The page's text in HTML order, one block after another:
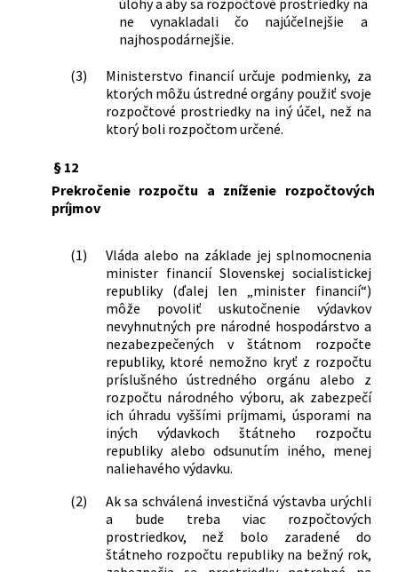
ne vynakladali čo najúčelnejšie a
najhospodárnejšie.
(3)
Ministerstvo financií určuje podmienky, za
ktorých môžu ústredné orgány použiť svoje
rozpočtové prostriedky na iný účel, než na
ktorý boli rozpočtom určené.
§ 12
Prekročenie rozpočtu a zníženie rozpočtových
príjmov
(1)
Vláda alebo na základe jej splnomocnenia
minister financií Slovenskej socialistickej
republiky (ďalej len „minister financií“)
môže povoliť uskutočnenie výdavkov
nevyhnutných pre národné hospodárstvo a
nezabezpečených v štátnom rozpočte
republiky, ktoré nemožno kryť z rozpočtu
príslušného ústredného orgánu alebo z
rozpočtu národného výboru, ak zabezpečí
ich úhradu vyššími príjmami, úsporami na
iných výdavkoch štátneho rozpočtu
republiky alebo odsunutím iného, menej
naliehavého výdavku.
(2)
Ak sa schválená investičná výstavba urýchli
a bude treba viac rozpočtových
prostriedkov, než bolo zaradené do
štátneho rozpočtu republiky na bežný rok,